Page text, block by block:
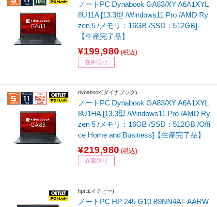
ノートPC Dynabook GA83/XY A6A1XYL
8U11A [13.3型 /Windows11 Pro /AMD Ry
zen 5 /メモリ：16GB /SSD：512GB]
【生産完了品】
¥199,980 (税込)
在庫限り
dynabook(ダイナブック)
ノートPC Dynabook GA83/XY A6A1XYL
8U1HA [13.3型 /Windows11 Pro /AMD Ry
zen 5 /メモリ：16GB /SSD：512GB /Offi
ce Home and Business]【生産完了品】
¥219,980 (税込)
在庫限り
hp(エイチピー)
ノートPC HP 245 G10 B9NN4AT-AARW